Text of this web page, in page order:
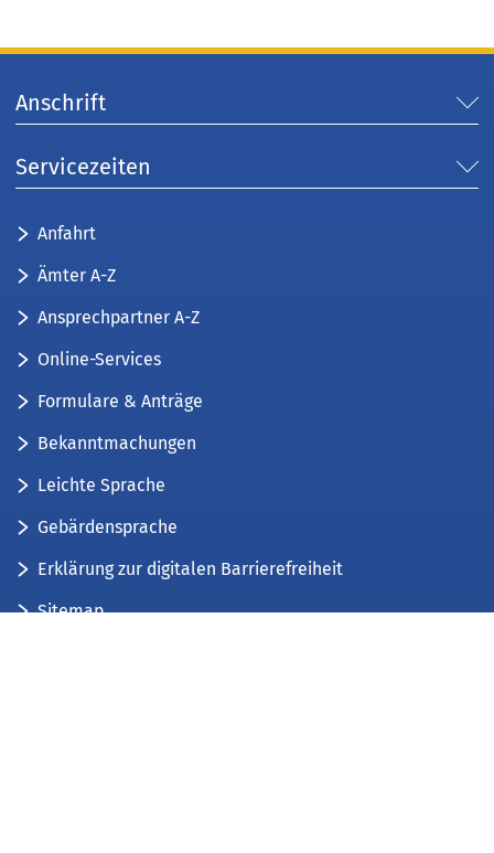
Anschrift
Servicezeiten
Anfahrt
Ämter A-Z
Ansprechpartner A-Z
Online-Services
Formulare & Anträge
Bekanntmachungen
Leichte Sprache
Gebärdensprache
Erklärung zur digitalen Barrierefreiheit
Sitemap